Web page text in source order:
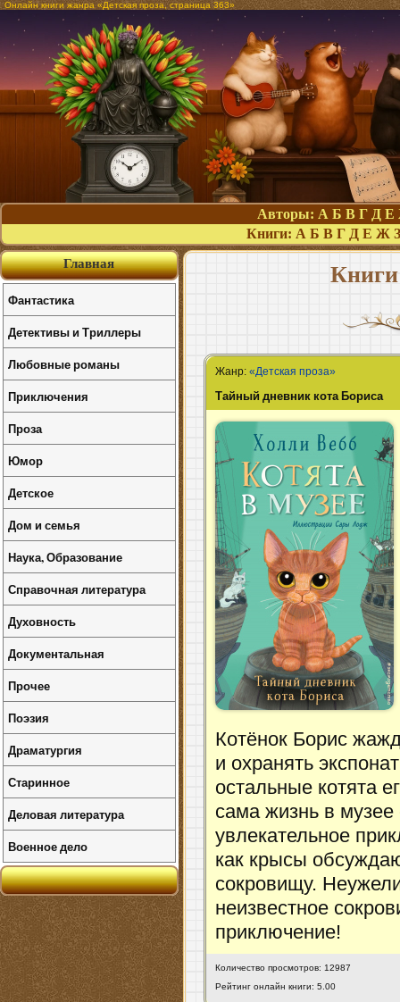
Онлайн книги жанра «Детская проза, страница 363»
Авторы: А Б В Г Д Е
Книги: А Б В Г Д Е Ж З
Книги
Жанр:«Детская проза»
Тайный дневник кота Бориса
Котёнок Борис
и охранять
остальные котята
сама жизнь в
увлекательное
как крысы
сокровищу.
неизвестное
приключение!
Количество просмотров: 12987
Рейтинг онлайн книги: 5.00
Главная
Фантастика
Детективы и Триллеры
Любовные романы
Приключения
Проза
Юмор
Детское
Дом и семья
Наука, Образование
Справочная литература
Духовность
Документальная
Прочее
Поэзия
Драматургия
Старинное
Деловая литература
Военное дело